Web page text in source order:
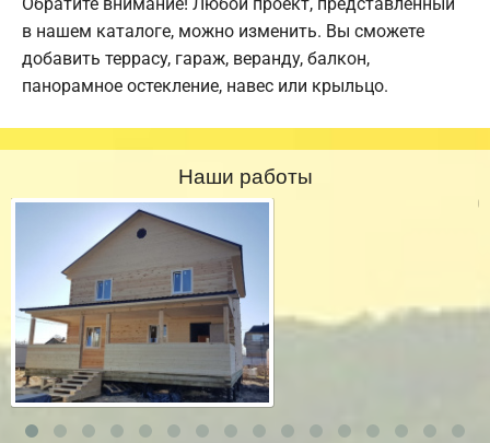
в нашем каталоге, можно изменить. Вы сможете
добавить террасу, гараж, веранду, балкон,
панорамное остекление, навес или крыльцо.
Наши работы